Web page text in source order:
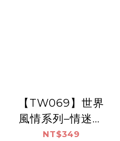
【TW069】世界
風情系列–情迷希
臘
NT$349